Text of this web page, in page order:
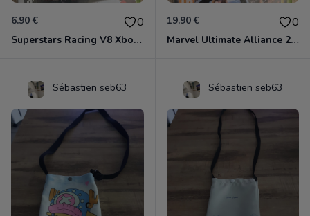
6.90 € 0
Superstars Racing V8 Xbox 360
19.90 € 0
Marvel Ultimate Alliance 2 Xbox 360
Sébastien seb63 Sébastien seb63